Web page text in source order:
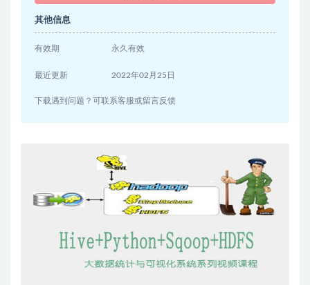
其他信息
有效期 永久有效
最近更新 2022年02月25日
下载遇到问题？可联系客服或留言反馈